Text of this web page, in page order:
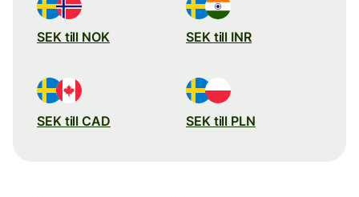
SEK till NOK SEK till INR
SEK till CAD SEK till PLN